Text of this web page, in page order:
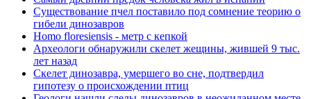
Существование пчел поставило под сомнение теорию о
гибели динозавров
Homo floresiensis - метр с кепкой
Археологи обнаружили скелет жещины, жившей 9 тыс.
лет назад
Скелет динозавра, умершего во сне, подтвердил
гипотезу о происхождении птиц